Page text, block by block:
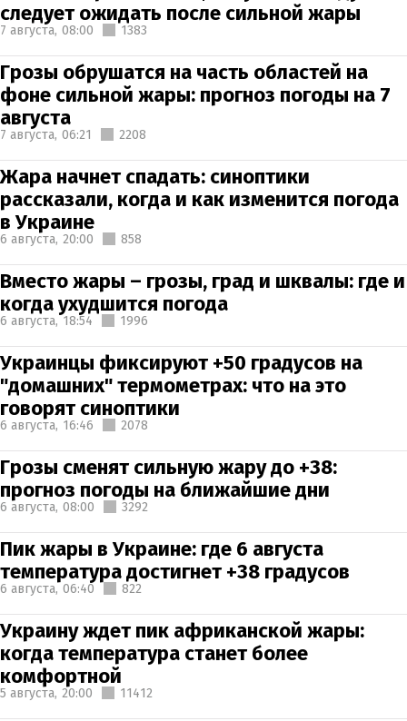
следует ожидать после сильной жары
7 августа, 08:00 1383
Грозы обрушатся на часть областей на
фоне сильной жары: прогноз погоды на 7
августа
7 августа, 06:21 2208
Жара начнет спадать: синоптики
рассказали, когда и как изменится погода
в Украине
6 августа, 20:00 858
Вместо жары – грозы, град и шквалы: где и
когда ухудшится погода
6 августа, 18:54 1996
Украинцы фиксируют +50 градусов на
"домашних" термометрах: что на это
говорят синоптики
6 августа, 16:46 2078
Грозы сменят сильную жару до +38:
прогноз погоды на ближайшие дни
6 августа, 08:00 3292
Пик жары в Украине: где 6 августа
температура достигнет +38 градусов
6 августа, 06:40 822
Украину ждет пик африканской жары:
когда температура станет более
комфортной
5 августа, 20:00 11412